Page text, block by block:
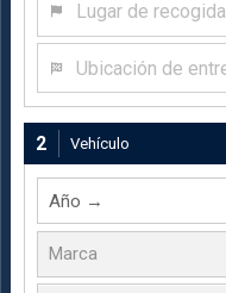
2 Vehículo